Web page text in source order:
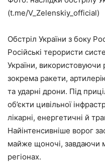
(t.me/V_Zelenskiy_official)
Обстріл України з боку
Російські терористи
України, використовуючи
зокрема ракети,
та ударні дрони. Під
об’єкти цивільної
лікарні, енергетичні й
Найінтенсивніше ворог
майже щоночі, завдаючи
регіонах.